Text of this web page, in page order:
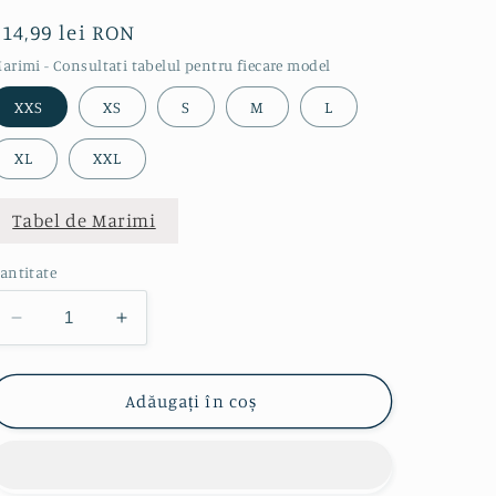
lei RON
- Consultati tabelul pentru fiecare model
XXS XS S M L
XL XXL
Tabel de Marimi
Reduceți
cantitatea
pentru
Menstruali
Creșteți
cantitatea
pentru
Chiloti
Menstruali
Adăugați în coș